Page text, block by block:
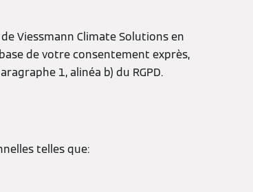
Viessmann Climate Solutions en
de votre consentement exprès,
1, alinéa b) du RGPD.
telles que: